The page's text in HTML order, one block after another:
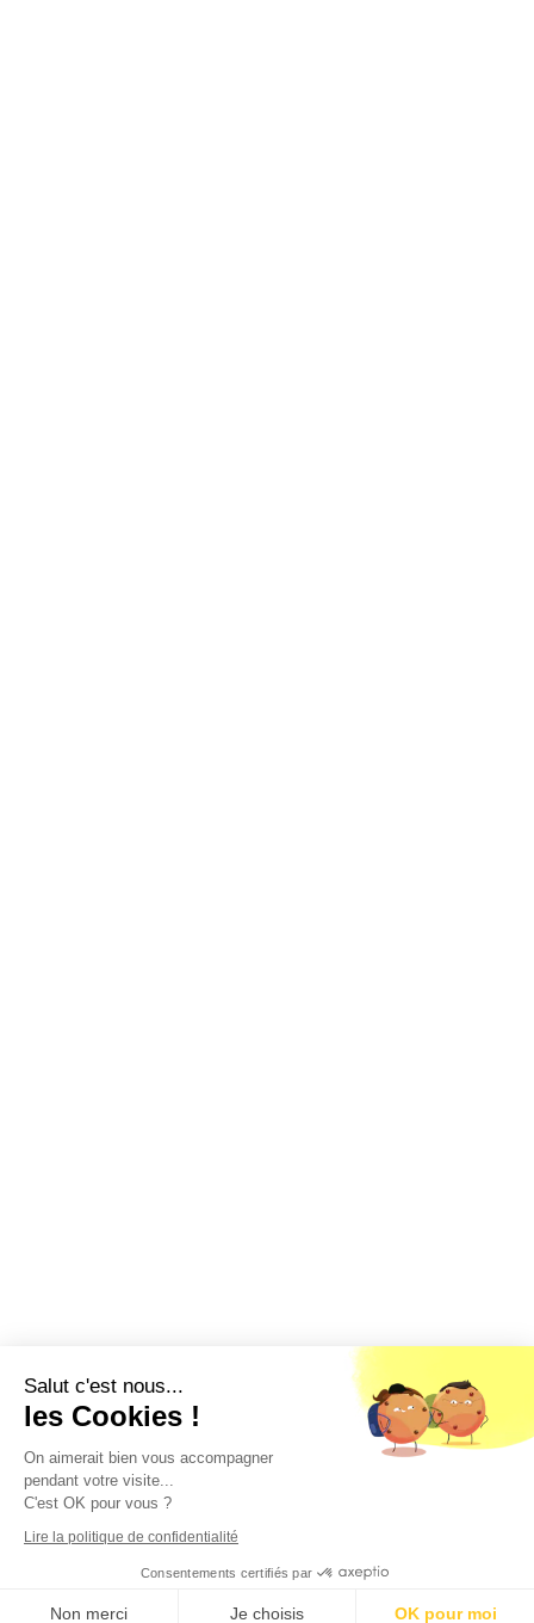
Salut c'est nous...
les Cookies !
On aimerait bien vous accompagner
pendant votre visite...
C'est OK pour vous ?
Lire la politique de confidentialité
Consentements certifiés par
Non merci Je choisis OK pour moi